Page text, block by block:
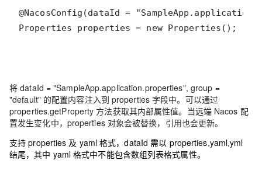
Properties properties = new Properties();
将 dataId = "SampleApp.application.properties", group =
"default" 的配置内容注入到 properties 字段中。可以通过
properties.getProperty 方法获取其内部属性值。当远端 Nacos 配
置发生变化中，properties 对象会被替换，引用也会更新。
支持 properties 及 yaml 格式，dataId 需以 properties,yaml,yml
结尾，其中 yaml 格式中不能包含数组列表格式属性。